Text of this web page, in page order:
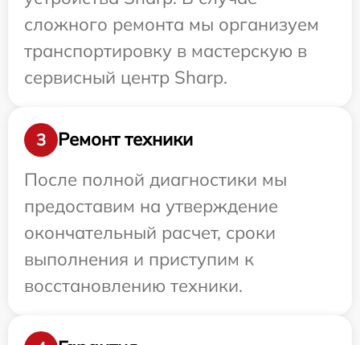
сложного ремонта мы организуем
транспортировку в мастерскую в
сервисный центр Sharp.
3
Ремонт техники
После полной диагностики мы
предоставим на утверждение
окончательный расчет, сроки
выполнения и приступим к
восстановлению техники.